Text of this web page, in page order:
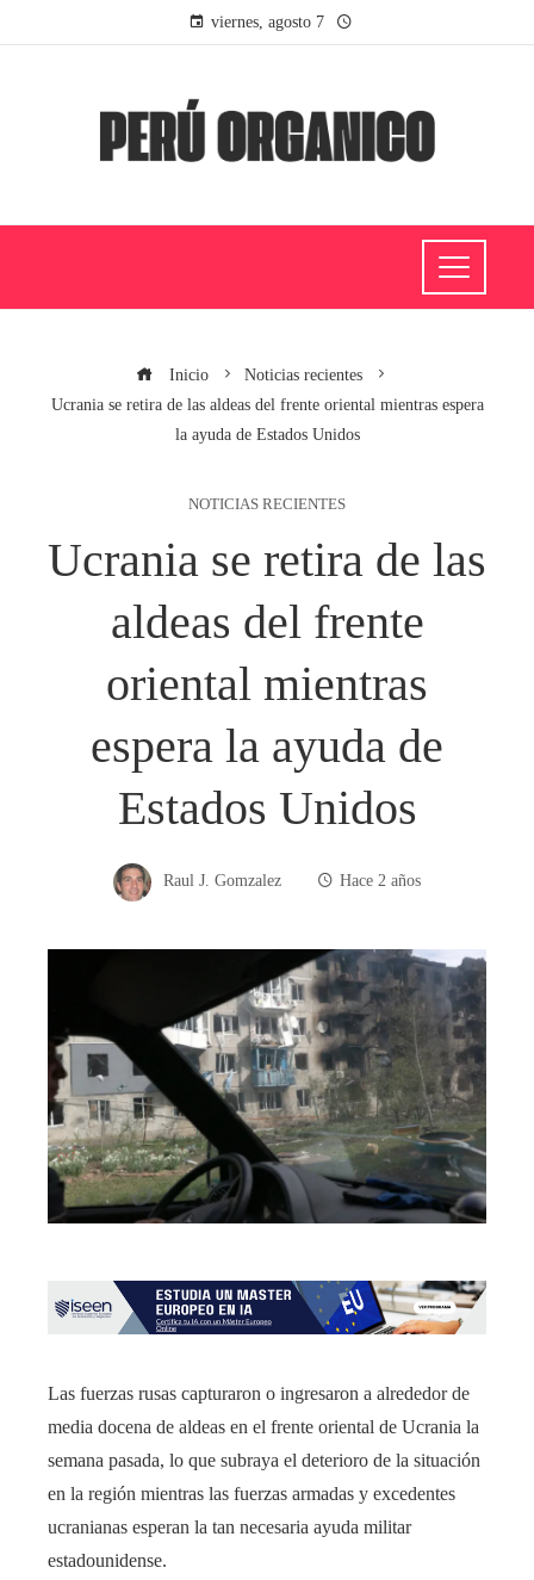
viernes, agosto 7
Inicio
Noticias recientes
Ucrania se retira de las aldeas del frente oriental mientras espera
la ayuda de Estados Unidos
NOTICIAS RECIENTES
Ucrania se retira de las
aldeas del frente
oriental mientras
espera la ayuda de
Estados Unidos
Raul J. Gomzalez Hace 2 años
Las fuerzas rusas capturaron o ingresaron a alrededor de
media docena de aldeas en el frente oriental de Ucrania la
semana pasada, lo que subraya el deterioro de la situación
en la región mientras las fuerzas armadas y excedentes
ucranianas esperan la tan necesaria ayuda militar
estadounidense.